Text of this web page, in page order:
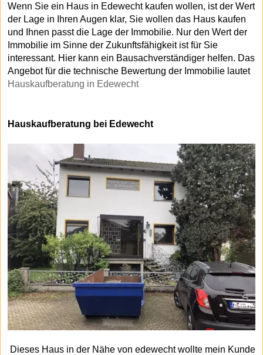
Wenn Sie ein Haus in Edewecht kaufen wollen, ist der Wert
der Lage in Ihren Augen klar, Sie wollen das Haus kaufen
und Ihnen passt die Lage der Immobilie. Nur den Wert der
Immobilie im Sinne der Zukunftsfähigkeit ist für Sie
interessant. Hier kann ein Bausachverständiger helfen. Das
Angebot für die technische Bewertung der Immobilie lautet
Hauskaufberatung in Edewecht
Hauskaufberatung bei Edewecht
Dieses Haus in der Nähe von edewecht wollte mein Kunde